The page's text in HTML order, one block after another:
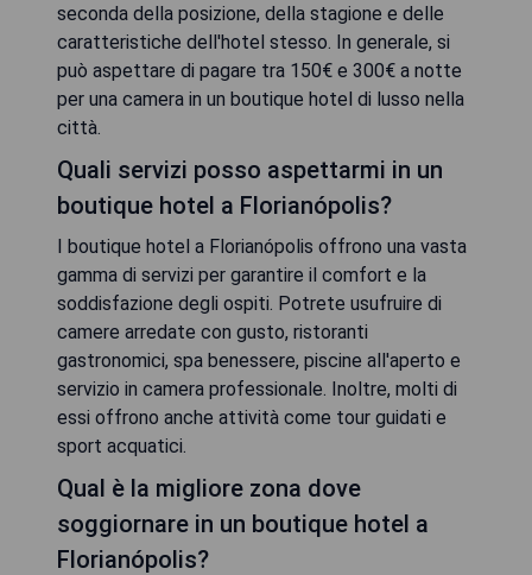
seconda della posizione, della stagione e delle
caratteristiche dell'hotel stesso. In generale, si
può aspettare di pagare tra 150€ e 300€ a notte
per una camera in un boutique hotel di lusso nella
città.
Quali servizi posso aspettarmi in un
boutique hotel a Florianópolis?
I boutique hotel a Florianópolis offrono una vasta
gamma di servizi per garantire il comfort e la
soddisfazione degli ospiti. Potrete usufruire di
camere arredate con gusto, ristoranti
gastronomici, spa benessere, piscine all'aperto e
servizio in camera professionale. Inoltre, molti di
essi offrono anche attività come tour guidati e
sport acquatici.
Qual è la migliore zona dove
soggiornare in un boutique hotel a
Florianópolis?